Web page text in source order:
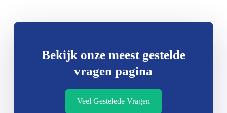
Bekijk onze meest gestelde
vragen pagina
Veel Gestelede Vragen